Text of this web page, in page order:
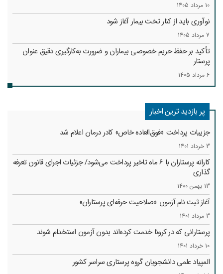
10 مرداد 1405
نوآوری باید از کنار تخت بیمار آغاز شود
7 مرداد 1405
تأکید بر حفظ حریم خصوصی بیماران و ضرورت به‌کارگیری دقیق عنوان
پرستار
6 مرداد 1405
پر بازدید ترین اخبار
جزییات پرداخت «فوق‌العاده خاص» کادر درمان اعلام شد
3 خرداد 1401
کارانه‌ پرستاران با 6 ماه تاخیر پرداخت می‌شود/ جزئیات اجرای قانون تعرفه
گذاری
13 بهمن 1400
آغاز ثبت نام آزمون «صلاحیت حرفه‌ای پرستاران»
3 مرداد 1401
پرستارانی که در کرونا خدمت کرد‌ه‌اند بدون آزمون استخدام شوند
10 خرداد 1401
المپیاد علمی دانشجویان گروه پرستاری سراسر کشور